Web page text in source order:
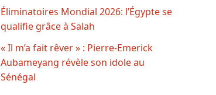
Éliminatoires Mondial 2026: l’Égypte se
qualifie grâce à Salah
« Il m’a fait rêver » : Pierre-Emerick
Aubameyang révèle son idole au
Sénégal